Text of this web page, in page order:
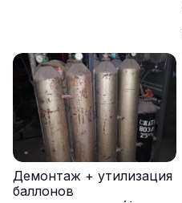
Демонтаж + утилизация
баллонов